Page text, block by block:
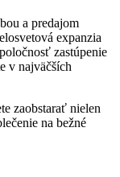
a predajom
expanzia
zastúpenie
v najväčších
zaobstarať nielen
na bežné